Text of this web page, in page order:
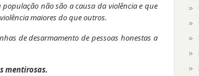
não são a causa da violência e que
maiores do que outros.
de desarmamento de pessoas honestas a
mentirosas.